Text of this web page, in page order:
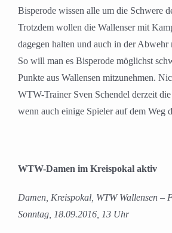
Bisperode wissen alle um die Schwere
Trotzdem wollen die Wallenser mit
dagegen halten und auch in der Abwehr
So will man es Bisperode möglichst
Punkte aus Wallensen mitzunehmen.
WTW-Trainer Sven Schendel derzeit
wenn auch einige Spieler auf dem Weg
WTW-Damen im Kreispokal aktiv
Damen, Kreispokal, WTW Wallensen –
Sonntag, 18.09.2016, 13 Uhr